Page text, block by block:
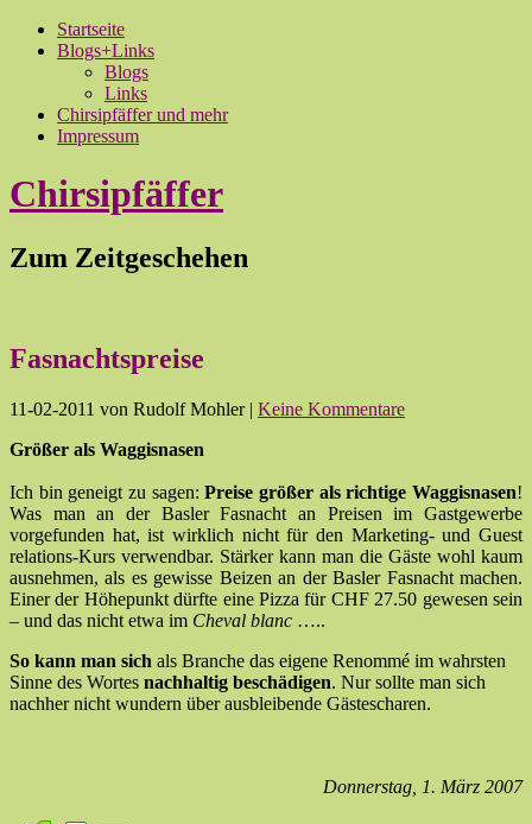
Startseite
Blogs+Links
Blogs
Links
Chirsipfäffer und mehr
Impressum
Chirsipfäffer
Zum Zeitgeschehen
Fasnachtspreise
11-02-2011 von Rudolf Mohler| Keine Kommentare
Größer als Waggisnasen
Ich bin geneigt zu sagen:Preise größer als richtige Waggisnasen!
Was man an der Basler Fasnacht an Preisen im Gastgewerbe
vorgefunden hat, ist wirklich nicht für den Marketing- und Guest
relations-Kurs verwendbar. Stärker kann man die Gäste wohl kaum
ausnehmen, als es gewisse Beizen an der Basler Fasnacht machen.
Einer der Höhepunkt dürfte eine Pizza für CHF 27.50 gewesen sein
– und das nicht etwa im Cheval blanc …..
So kann man sich als Branche das eigene Renommé im wahrsten
Sinne des Wortes nachhaltig beschädigen. Nur sollte man sich
nachher nicht wundern über ausbleibende Gästescharen.
Donnerstag, 1. März 2007